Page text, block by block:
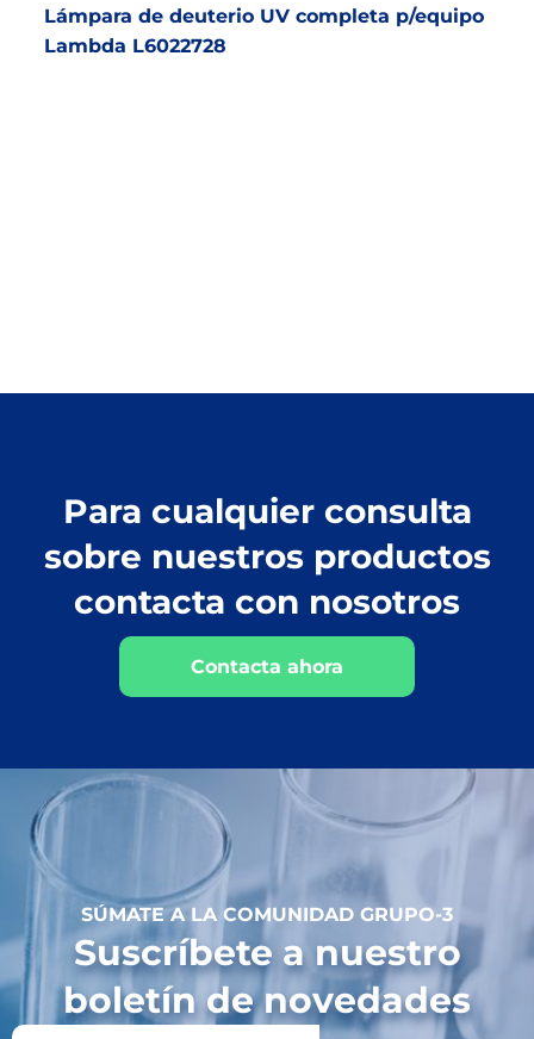
Lámpara de deuterio UV completa p/equipo
Lambda L6022728
Para cualquier consulta
sobre nuestros productos
contacta con nosotros
Contacta ahora
SÚMATE A LA COMUNIDAD GRUPO-3
Suscríbete a nuestro
boletín de novedades